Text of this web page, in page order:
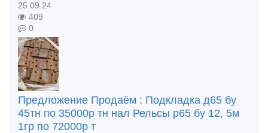
25.09.24
409
0
Предложение Продаём : Подкладка д65 бу
45тн по 35000р тн нал Рельсы р65 бу 12, 5м
1гр по 72000р т